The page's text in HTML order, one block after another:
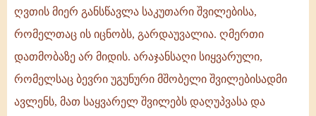
ღვთის მიერ განსწავლა საკუთარი შვილებისა,
რომელთაც ის იცნობს, გარდაუვალია. ღმერთი
დათმობაზე არ მიდის. არაჯანსაღი სიყვარული,
რომელსაც ბევრი უგუნური მშობელი შვილებისადმი
ავლენს, მათ საყვარელ შვილებს დაღუპვასა და